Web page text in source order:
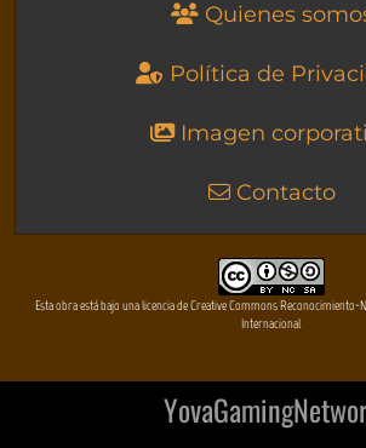
Quienes
Política de
Imagen
Contacto
Esta obra está bajo una licencia de Creative Commons
Internacional